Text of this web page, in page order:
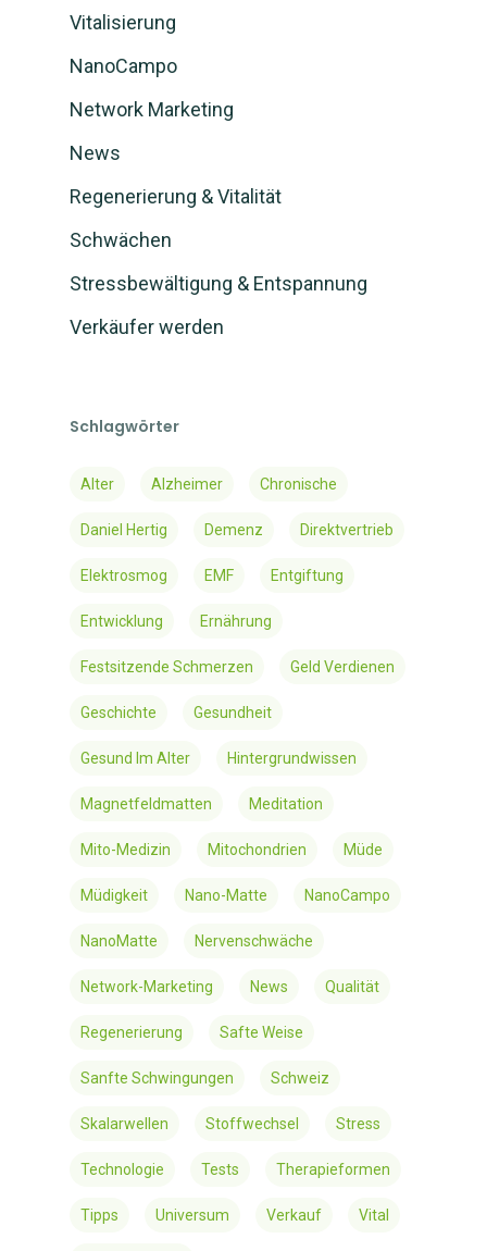
Vitalisierung
NanoCampo
Network Marketing
News
Regenerierung & Vitalität
Schwächen
Stressbewältigung & Entspannung
Verkäufer werden
Schlagwörter
Alter Alzheimer Chronische
Daniel Hertig Demenz Direktvertrieb
Elektrosmog EMF Entgiftung
Entwicklung Ernährung
Festsitzende Schmerzen Geld Verdienen
Geschichte Gesundheit
Gesund Im Alter Hintergrundwissen
Magnetfeldmatten Meditation
Mito-Medizin Mitochondrien Müde
Müdigkeit Nano-Matte NanoCampo
NanoMatte Nervenschwäche
Network-Marketing News Qualität
Regenerierung Safte Weise
Sanfte Schwingungen Schweiz
Skalarwellen Stoffwechsel Stress
Technologie Tests Therapieformen
Tipps Universum Verkauf Vital